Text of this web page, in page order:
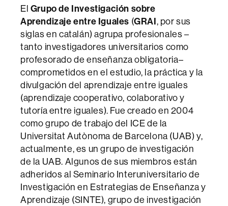
El Grupo de Investigación sobre
Aprendizaje entre Iguales (GRAI, por sus
siglas en catalán) agrupa profesionales –
tanto investigadores universitarios como
profesorado de enseñanza obligatoria–
comprometidos en el estudio, la práctica y la
divulgación del aprendizaje entre iguales
(aprendizaje cooperativo, colaborativo y
tutoría entre iguales). Fue creado en 2004
como grupo de trabajo del ICE de la
Universitat Autònoma de Barcelona (UAB) y,
actualmente, es un grupo de investigación
de la UAB. Algunos de sus miembros están
adheridos al Seminario Interuniversitario de
Investigación en Estrategias de Enseñanza y
Aprendizaje (SINTE), grupo de investigación